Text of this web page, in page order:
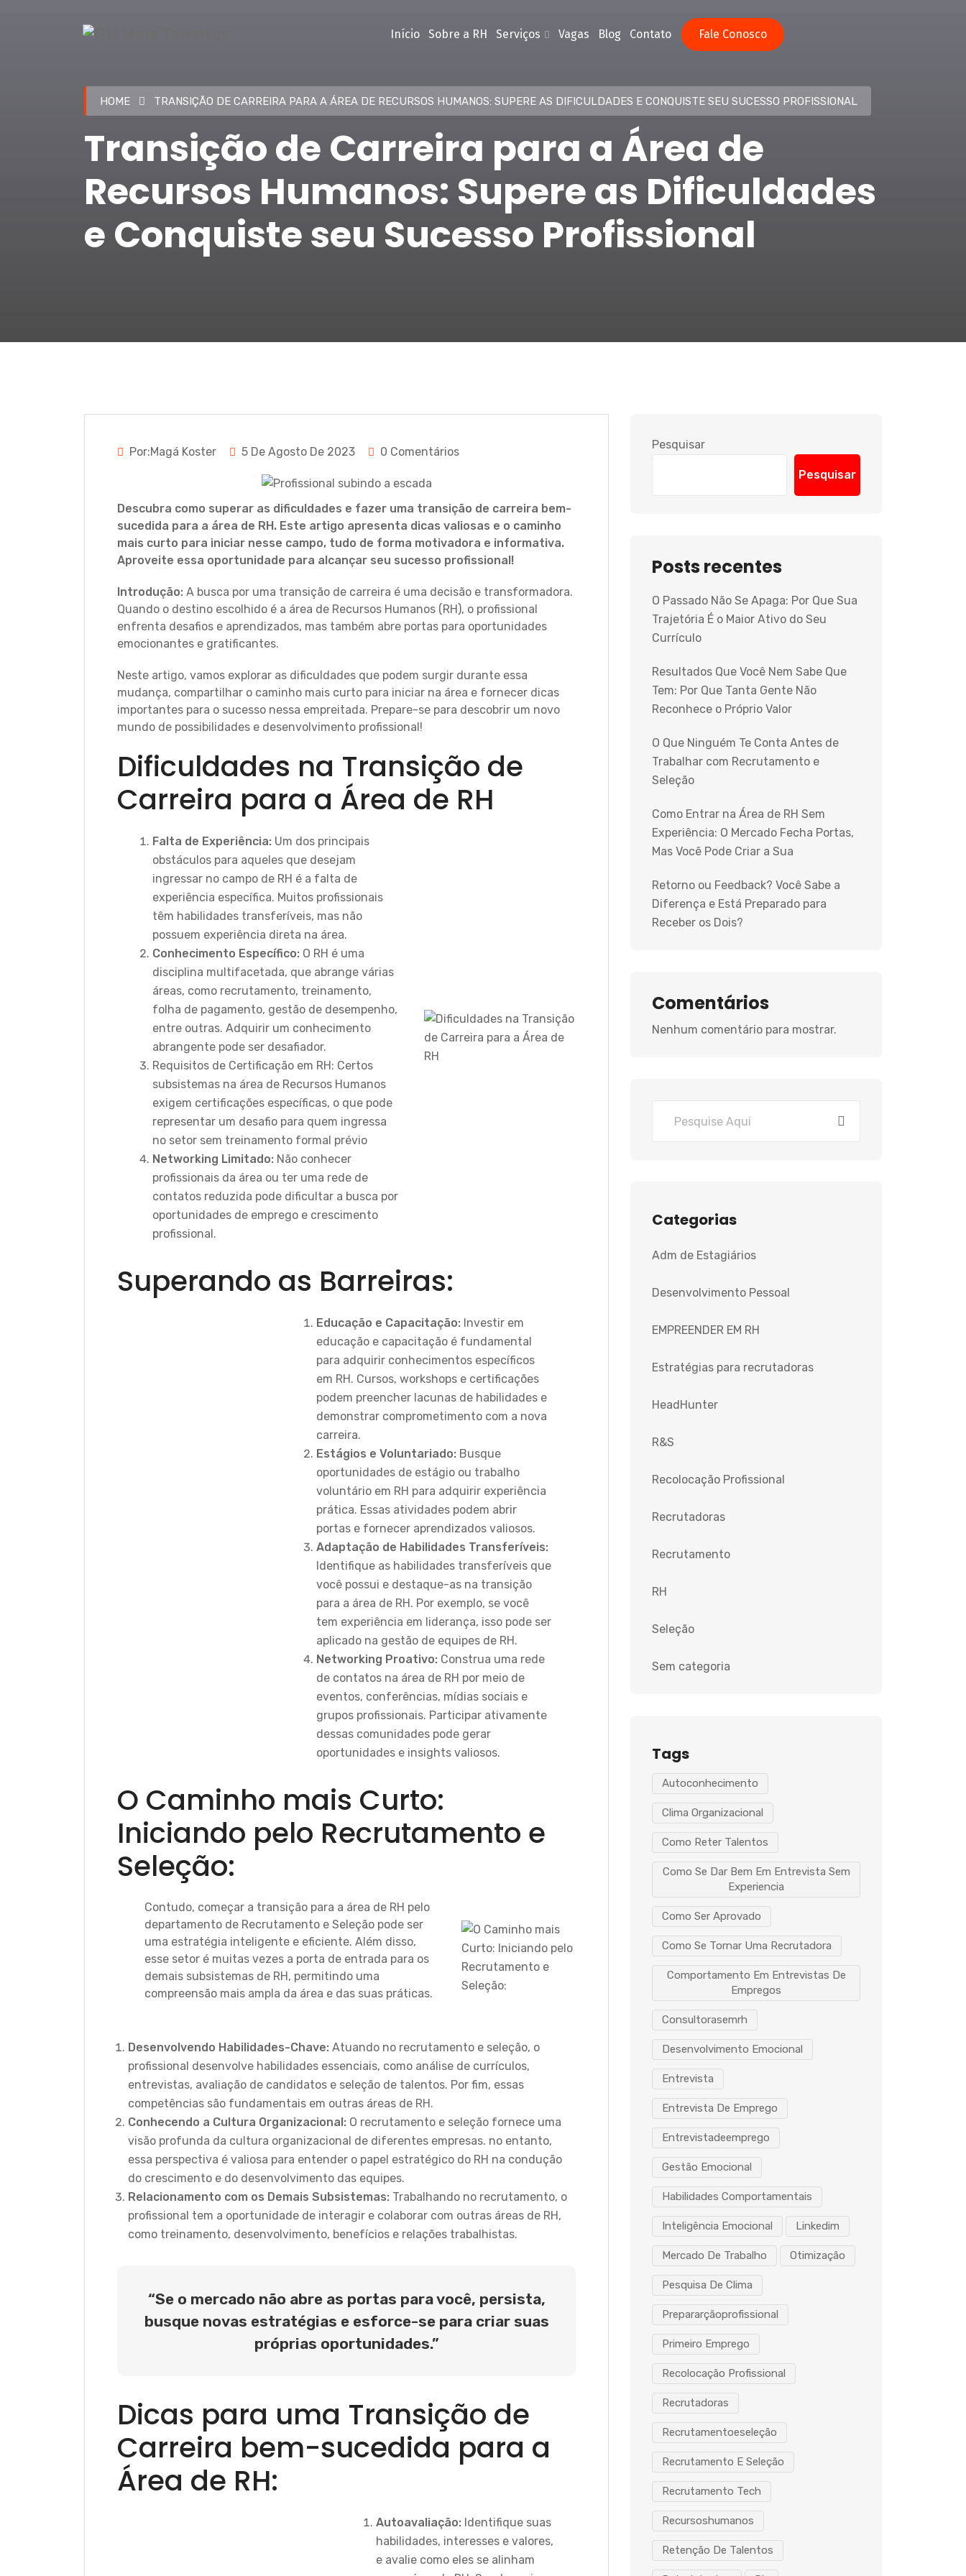
Início Sobre a RH Serviços Vagas Blog Contato Fale Conosco
HOME TRANSIÇÃO DE CARREIRA PARA A ÁREA DE RECURSOS HUMANOS: SUPERE AS DIFICULDADES E CONQUISTE SEU SUCESSO PROFISSIONAL
Transição de Carreira para a Área de
Recursos Humanos: Supere as Dificuldades
e Conquiste seu Sucesso Profissional
Por:Magá Koster 5 De Agosto De 2023 0 Comentários
Descubra como superar as dificuldades e fazer uma transição de carreira bem-
sucedida para a área de RH. Este artigo apresenta dicas valiosas e o caminho
mais curto para iniciar nesse campo, tudo de forma motivadora e informativa.
Aproveite essa oportunidade para alcançar seu sucesso profissional!
Introdução: A busca por uma transição de carreira é uma decisão e transformadora.
Quando o destino escolhido é a área de Recursos Humanos (RH), o profissional
enfrenta desafios e aprendizados, mas também abre portas para oportunidades
emocionantes e gratificantes.
Neste artigo, vamos explorar as dificuldades que podem surgir durante essa
mudança, compartilhar o caminho mais curto para iniciar na área e fornecer dicas
importantes para o sucesso nessa empreitada. Prepare-se para descobrir um novo
mundo de possibilidades e desenvolvimento profissional!
Dificuldades na Transição de
Carreira para a Área de RH
Falta de Experiência: Um dos principais
obstáculos para aqueles que desejam
ingressar no campo de RH é a falta de
experiência específica. Muitos profissionais
têm habilidades transferíveis, mas não
possuem experiência direta na área.
Conhecimento Específico: O RH é uma
disciplina multifacetada, que abrange várias
áreas, como recrutamento, treinamento,
folha de pagamento, gestão de desempenho,
entre outras. Adquirir um conhecimento
abrangente pode ser desafiador.
Requisitos de Certificação em RH: Certos
subsistemas na área de Recursos Humanos
exigem certificações específicas, o que pode
representar um desafio para quem ingressa
no setor sem treinamento formal prévio
Networking Limitado: Não conhecer
profissionais da área ou ter uma rede de
contatos reduzida pode dificultar a busca por
oportunidades de emprego e crescimento
profissional.
Superando as Barreiras:
Educação e Capacitação: Investir em
educação e capacitação é fundamental
para adquirir conhecimentos específicos
em RH. Cursos, workshops e certificações
podem preencher lacunas de habilidades e
demonstrar comprometimento com a nova
carreira.
Estágios e Voluntariado: Busque
oportunidades de estágio ou trabalho
voluntário em RH para adquirir experiência
prática. Essas atividades podem abrir
portas e fornecer aprendizados valiosos.
Adaptação de Habilidades Transferíveis:
Identifique as habilidades transferíveis que
você possui e destaque-as na transição
para a área de RH. Por exemplo, se você
tem experiência em liderança, isso pode ser
aplicado na gestão de equipes de RH.
Networking Proativo: Construa uma rede
de contatos na área de RH por meio de
eventos, conferências, mídias sociais e
grupos profissionais. Participar ativamente
dessas comunidades pode gerar
oportunidades e insights valiosos.
O Caminho mais Curto:
Iniciando pelo Recrutamento e
Seleção:
Contudo, começar a transição para a área de RH pelo
departamento de Recrutamento e Seleção pode ser
uma estratégia inteligente e eficiente. Além disso,
esse setor é muitas vezes a porta de entrada para os
demais subsistemas de RH, permitindo uma
compreensão mais ampla da área e das suas práticas.
Desenvolvendo Habilidades-Chave: Atuando no recrutamento e seleção, o
profissional desenvolve habilidades essenciais, como análise de currículos,
entrevistas, avaliação de candidatos e seleção de talentos. Por fim, essas
competências são fundamentais em outras áreas de RH.
Conhecendo a Cultura Organizacional: O recrutamento e seleção fornece uma
visão profunda da cultura organizacional de diferentes empresas. no entanto,
essa perspectiva é valiosa para entender o papel estratégico do RH na condução
do crescimento e do desenvolvimento das equipes.
Relacionamento com os Demais Subsistemas: Trabalhando no recrutamento, o
profissional tem a oportunidade de interagir e colaborar com outras áreas de RH,
como treinamento, desenvolvimento, benefícios e relações trabalhistas.
“Se o mercado não abre as portas para você, persista,
busque novas estratégias e esforce-se para criar suas
próprias oportunidades.”
Dicas para uma Transição de
Carreira bem-sucedida para a
Área de RH:
Autoavaliação: Identifique suas
habilidades, interesses e valores,
e avalie como eles se alinham
Pesquisar
Pesquisar
Posts recentes
O Passado Não Se Apaga: Por Que Sua
Trajetória É o Maior Ativo do Seu
Currículo
Resultados Que Você Nem Sabe Que
Tem: Por Que Tanta Gente Não
Reconhece o Próprio Valor
O Que Ninguém Te Conta Antes de
Trabalhar com Recrutamento e
Seleção
Como Entrar na Área de RH Sem
Experiência: O Mercado Fecha Portas,
Mas Você Pode Criar a Sua
Retorno ou Feedback? Você Sabe a
Diferença e Está Preparado para
Receber os Dois?
Comentários
Nenhum comentário para mostrar.
Categorias
Adm de Estagiários
Desenvolvimento Pessoal
EMPREENDER EM RH
Estratégias para recrutadoras
HeadHunter
R&S
Recolocação Profissional
Recrutadoras
Recrutamento
RH
Seleção
Sem categoria
Tags
Autoconhecimento
Clima Organizacional
Como Reter Talentos
Como Se Dar Bem Em Entrevista Sem
Experiencia
Como Ser Aprovado
Como Se Tornar Uma Recrutadora
Comportamento Em Entrevistas De
Empregos
Consultorasemrh
Desenvolvimento Emocional
Entrevista
Entrevista De Emprego
Entrevistadeemprego
Gestão Emocional
Habilidades Comportamentais
Inteligência Emocional Linkedim
Mercado De Trabalho Otimização
Pesquisa De Clima
Prepararçãoprofissional
Primeiro Emprego
Recolocação Profissional
Recrutadoras
Recrutamentoeseleção
Recrutamento E Seleção
Recrutamento Tech
Recursoshumanos
Retenção De Talentos